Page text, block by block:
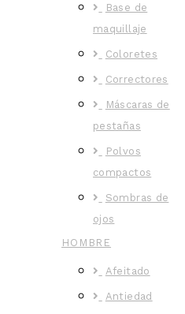
Base de
maquillaje
Coloretes
Correctores
Máscaras de
pestañas
Polvos
compactos
Sombras de
ojos
HOMBRE
Afeitado
Antiedad